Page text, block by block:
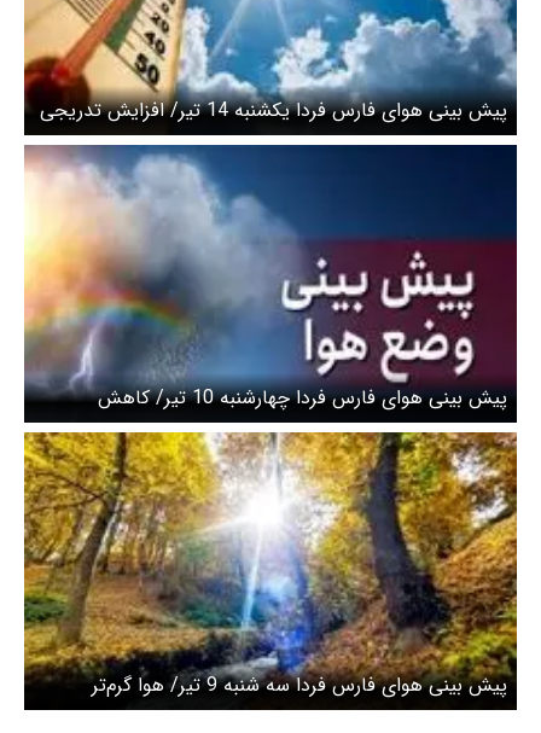
پیش بینی هوای فارس فردا یکشنبه 14 تیر/ افزایش تدریجی
دمای هوا طی هفته جاری
پیش بینی هوای فارس فردا چهارشنبه 10 تیر/ کاهش
تدریجی دمای هوا در استان
پیش بینی هوای فارس فردا سه شنبه 9 تیر/ هوا گرم‌تر
می‌شود